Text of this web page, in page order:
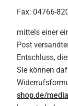
Fax: 04766-
mittels einer
Post
Entschluss,
Sie können
shop.de/